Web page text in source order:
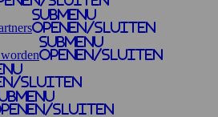
Submenu
openen/sluiten
Submenu
openen/sluiten
sluiten
sluiten